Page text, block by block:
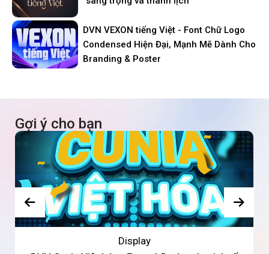
DVN VEXON tiếng Việt - Font Chữ Logo
Condensed Hiện Đại, Mạnh Mẽ Dành Cho
Branding & Poster
Gợi ý cho bạn
Display